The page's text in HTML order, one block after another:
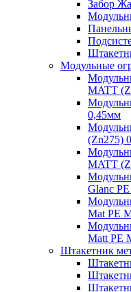
Забор
Модульные
MATT
0,45мм
(Zn275)
MATT
Glanc
Mat PE
Matt PE
Штакетник